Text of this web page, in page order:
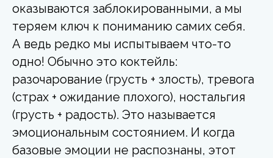
оказываются заблокированными, а мы
теряем ключ к пониманию самих себя.
А ведь редко мы испытываем что-то
одно! Обычно это коктейль:
разочарование (грусть + злость), тревога
(страх + ожидание плохого), ностальгия
(грусть + радость). Это называется
эмоциональным состоянием. И когда
базовые эмоции не распознаны, этот